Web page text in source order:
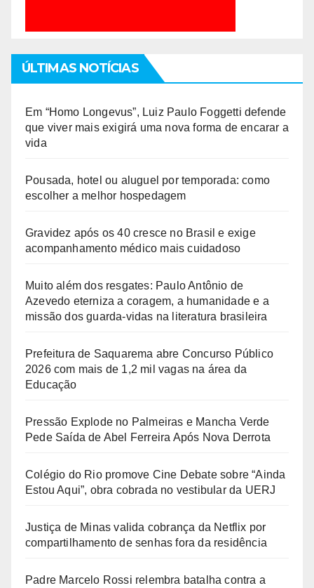
ÚLTIMAS NOTÍCIAS
Em “Homo Longevus”, Luiz Paulo Foggetti defende
que viver mais exigirá uma nova forma de encarar a
vida
Pousada, hotel ou aluguel por temporada: como
escolher a melhor hospedagem
Gravidez após os 40 cresce no Brasil e exige
acompanhamento médico mais cuidadoso
Muito além dos resgates: Paulo Antônio de
Azevedo eterniza a coragem, a humanidade e a
missão dos guarda-vidas na literatura brasileira
Prefeitura de Saquarema abre Concurso Público
2026 com mais de 1,2 mil vagas na área da
Educação
Pressão Explode no Palmeiras e Mancha Verde
Pede Saída de Abel Ferreira Após Nova Derrota
Colégio do Rio promove Cine Debate sobre “Ainda
Estou Aqui”, obra cobrada no vestibular da UERJ
Justiça de Minas valida cobrança da Netflix por
compartilhamento de senhas fora da residência
Padre Marcelo Rossi relembra batalha contra a